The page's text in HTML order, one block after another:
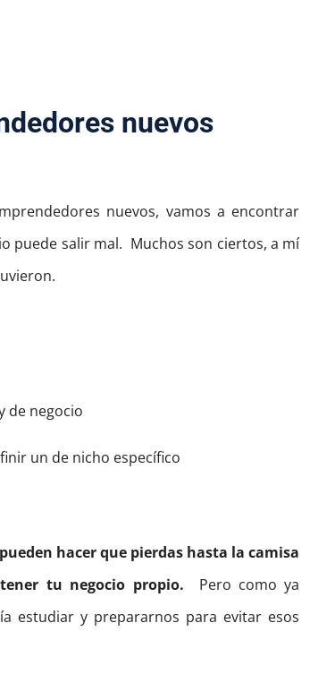
nuevos
nuevos, vamos a encontrar
puede salir mal. Muchos son ciertos, a mí
de negocio
un de nicho específico
hacer que pierdas hasta la camisa
tu negocio propio.
Pero como ya
estudiar y prepararnos para evitar esos